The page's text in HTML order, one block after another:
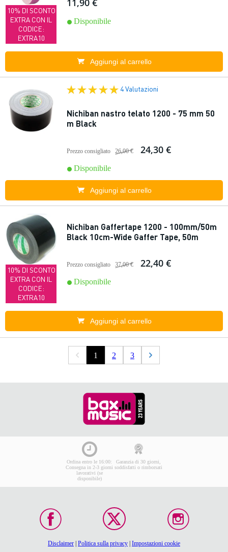
10% DI SCONTO
EXTRA CON IL
CODICE:
EXTRA10
11,90 €
Disponibile
Aggiungi al carrello
4 Valutazioni
Nichiban nastro telato 1200 - 75 mm 50
m Black
Prezzo consigliato 26,00 € 24,30 €
Disponibile
Aggiungi al carrello
10% DI SCONTO
EXTRA CON IL
CODICE:
EXTRA10
Nichiban Gaffertape 1200 - 100mm/50m
Black 10cm-Wide Gaffer Tape, 50m
Prezzo consigliato 37,00 € 22,40 €
Disponibile
Aggiungi al carrello
1 2 3
Ordina entro le 16:00:
Consegna in 2-3 giorni
lavorativi (se
disponibile)
Garanzia di 30 giorni,
soddisfatti o rimborsati
Disclaimer Politica sulla privacy Impostazioni cookie